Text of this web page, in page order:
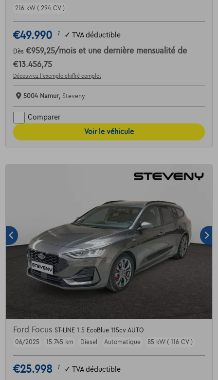
216 kW ( 294 CV )
€49.990 1 ✓ TVA déductible
Dès €959,25/mois et une dernière mensualité de
€13.456,75
Découvrez l’exemple chiffré complet
5004 Namur, Steveny
Comparer
Voir le véhicule
Ford Focus ST-LINE 1.5 EcoBlue 115cv AUTO
06/2025
15.745 km Diesel Automatique 85 kW ( 116 CV )
€25.998 1 ✓ TVA déductible